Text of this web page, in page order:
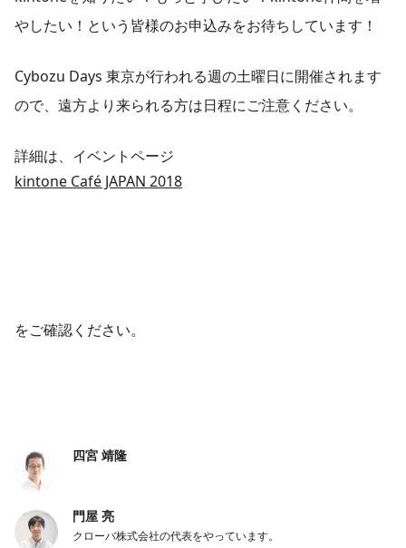
やしたい！という皆様のお申込みをお待ちしています！
Cybozu Days 東京が行われる週の土曜日に開催されます
ので、遠方より来られる方は日程にご注意ください。
詳細は、イベントページ
kintone Café JAPAN 2018
をご確認ください。
四宮 靖隆
門屋 亮
クローバ株式会社の代表をやっています。